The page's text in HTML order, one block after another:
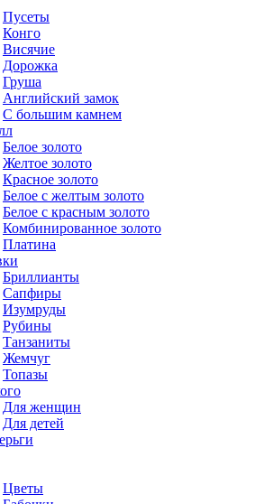
Пусеты
Конго
Висячие
Дорожка
Груша
Английский замок
С большим камнем
Белое золото
Желтое золото
Красное золото
Белое с желтым золото
Белое с красным золото
Комбинированное золото
Платина
Бриллианты
Сапфиры
Изумруды
Рубины
Танзаниты
Жемчуг
Топазы
Для женщин
Для детей
Цветы